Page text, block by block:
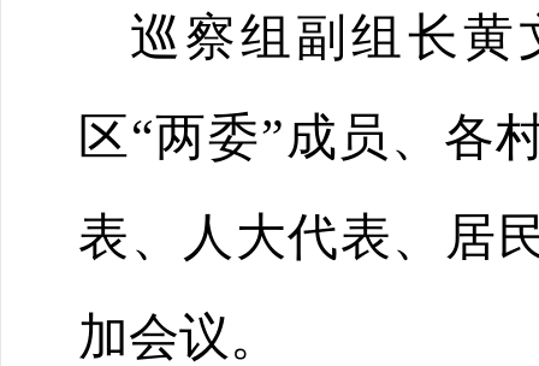
巡察组副组长黄
区“两委”成员、各
表、人大代表、居
加会议。